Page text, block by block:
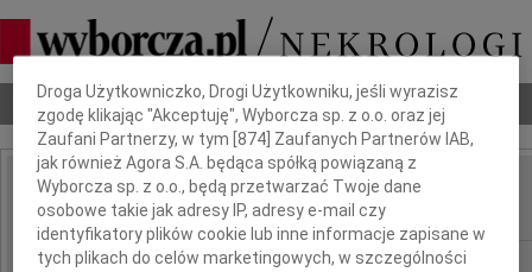
Nekrologi Odeszli Poradnik pogrzebowy
IMIĘ I NAZWISKO: Danuta Gulczyńska
REGION: Gdańsk
Dbamy o Twoją prywatność
Droga Użytkowniczko, Drogi Użytkowniku, jeśli wyrazisz
zgodę klikając "Akceptuję", Wyborcza sp. z o.o. oraz jej
Zaufani Partnerzy, w tym [874 ] Zaufanych Partnerów IAB,
jak również Agora S.A. będąca spółką powiązaną z
Wyborcza sp. z o.o., będą przetwarzać Twoje dane
osobowe takie jak adresy IP, adresy e-mail czy
identyfikatory plików cookie lub inne informacje zapisane w
tych plikach do celów marketingowych, w szczególności